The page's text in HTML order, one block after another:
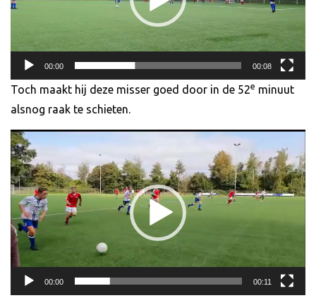
00:00 00:08
Toch maakt hij deze misser goed door in de 52e minuut
alsnog raak te schieten.
Videospeler
00:00 00:11